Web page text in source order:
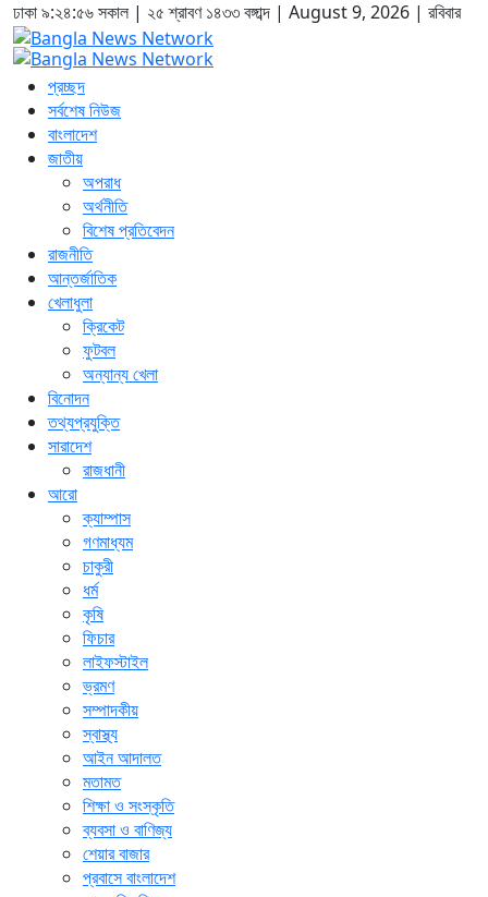
ঢাকা৯:২৪:৫৭ সকাল | ২৫ শ্রাবণ ১৪৩৩ বঙ্গাব্দ | August 9, 2026 | রবিবার
প্রচ্ছদ
সর্বশেষ নিউজ
বাংলাদেশ
জাতীয়
অপরাধ
অর্থনীতি
বিশেষ প্রতিবেদন
রাজনীতি
আন্তর্জাতিক
খেলাধুলা
ক্রিকেট
ফুটবল
অন্যান্য খেলা
বিনোদন
তথ্যপ্রযুক্তি
সারাদেশ
রাজধানী
আরো
ক্যাম্পাস
গণমাধ্যম
চাকুরী
ধর্ম
কৃষি
ফিচার
লাইফস্টাইল
ভ্রমণ
সম্পাদকীয়
স্বাস্থ্য
আইন আদালত
মতামত
শিক্ষা ও সংস্কৃতি
ব্যবসা ও বাণিজ্য
শেয়ার বাজার
প্রবাসে বাংলাদেশ